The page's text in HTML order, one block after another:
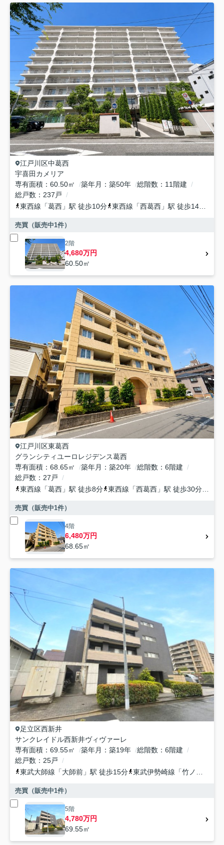
江戸川区中葛西
宇喜田カメリア
専有面積
60.50㎡ 築年月 築50年 総階数
11階建
総戸数
237戸
東西線 「葛西 」駅 徒歩10分 東西線 「西葛西 」駅 徒歩14分
売買（販売中1件）
2階
4,680万円
60.50㎡
江戸川区東葛西
グランシティユーロレジデンス葛西
専有面積
68.65㎡ 築年月 築20年 総階数
6階建
総戸数
27戸
東西線 「葛西 」駅 徒歩8分 東西線 「西葛西 」駅 徒歩30分
売買（販売中1件）
4階
6,480万円
68.65㎡
足立区西新井
サンクレイドル西新井ヴィヴァーレ
専有面積
69.55㎡ 築年月 築19年 総階数
6階建
総戸数
25戸
東武大師線 「大師前 」駅 徒歩15分 東武伊勢崎線 「竹ノ塚
売買（販売中1件）
5階
4,780万円
69.55㎡